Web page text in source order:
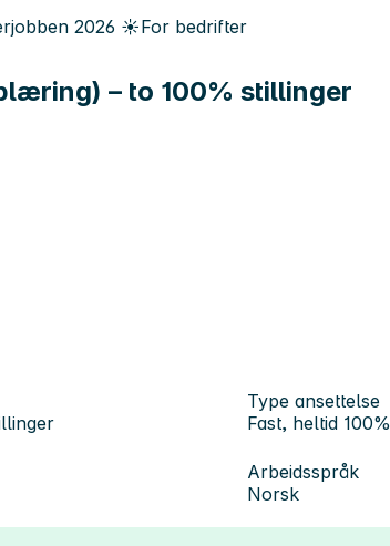
2026 ☀️For bedrifter
– to 100% stillinger
Type ansettelse
Fast, heltid 100%
Arbeidsspråk
Norsk